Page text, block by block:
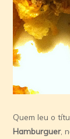
Quem leu o
Hamburguer,